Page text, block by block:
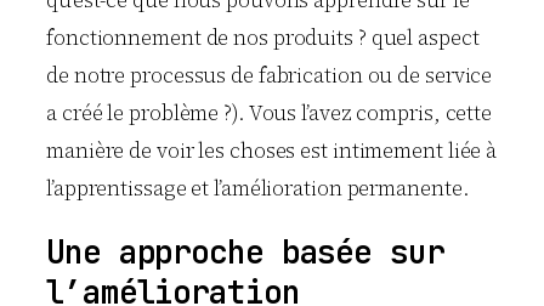
fonctionnement de nos produits ? quel aspect
de notre processus de fabrication ou de service
a créé le problème ?). Vous l’avez compris, cette
manière de voir les choses est intimement liée à
l’apprentissage et l’amélioration permanente.
Une approche basée sur
l’amélioration